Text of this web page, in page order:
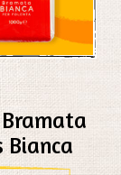
Bianca